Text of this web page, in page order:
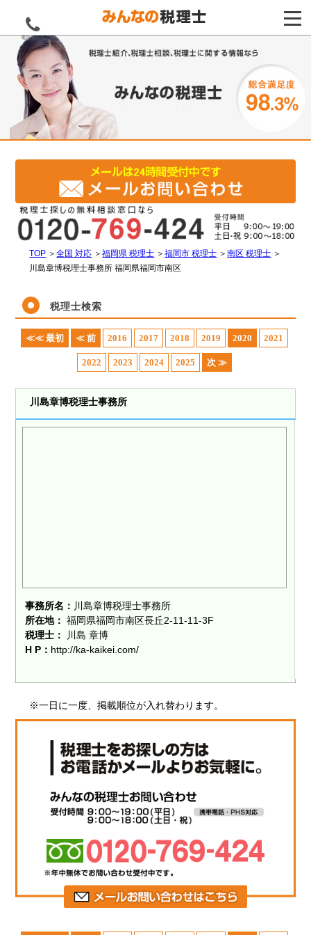
電話をする
TOP ＞全国 対応 ＞福岡県 税理士 ＞福岡市 税理士 ＞南区 税理士 ＞
川島章博税理士事務所 福岡県福岡市南区
税理士検索
≪≪ 最初 ≪ 前 2016 2017 2018 2019 2020 2021
2022 2023 2024 2025 次 ≫
川島章博税理士事務所
事務所名： 川島章博税理士事務所
所在地： 福岡県福岡市南区長丘2-11-11-3F
税理士：
川島 章博
H P： http://ka-kaikei.com/
※一日に一度、掲載順位が入れ替わります。